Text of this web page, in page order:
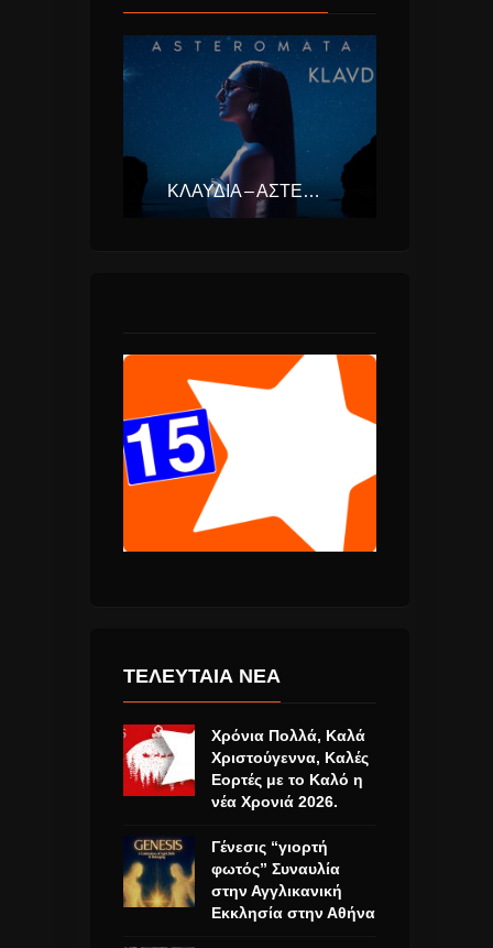
ΚΛΑΥΔΊΑ – ΑΣΤΕΡΟΜΆΤΑ (EUROVISION ΕΛΛΆΔΑ 2025)
ΤΕΛΕΥΤΑΙΑ ΝΕΑ
Χρόνια Πολλά, Καλά
Χριστούγεννα, Καλές
Εορτές με το Καλό η
νέα Χρονιά 2026.
Γένεσις “γιορτή
φωτός” Συναυλία
στην Αγγλικανική
Εκκλησία στην Αθήνα